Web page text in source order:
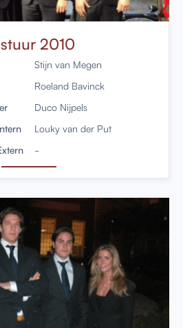
2010
Stijn van Megen
Roeland Bavinck
Duco Nijpels
Louky van der Put
-